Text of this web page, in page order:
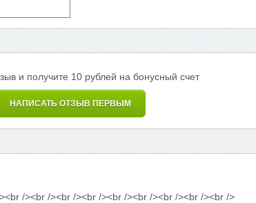
и получите 10 рублей на бонусный счет
НАПИСАТЬ ОТЗЫВ ПЕРВЫМ
/><br /><br /><br /><br /><br /><br /><br /><br />